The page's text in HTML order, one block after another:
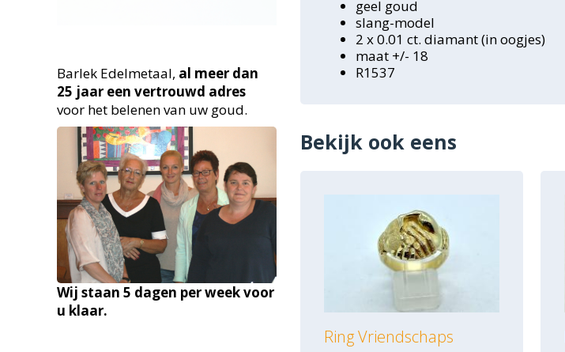
Barlek Edelmetaal, al meer dan
25 jaar een vertrouwd adres
voor het belenen van uw goud.
Wij staan 5 dagen per week voor
u klaar.
geel goud
slang-model
2 x 0.01 ct. diamant (in oogjes)
maat +/- 18
R1537
Bekijk ook eens
Ring Vriendschaps